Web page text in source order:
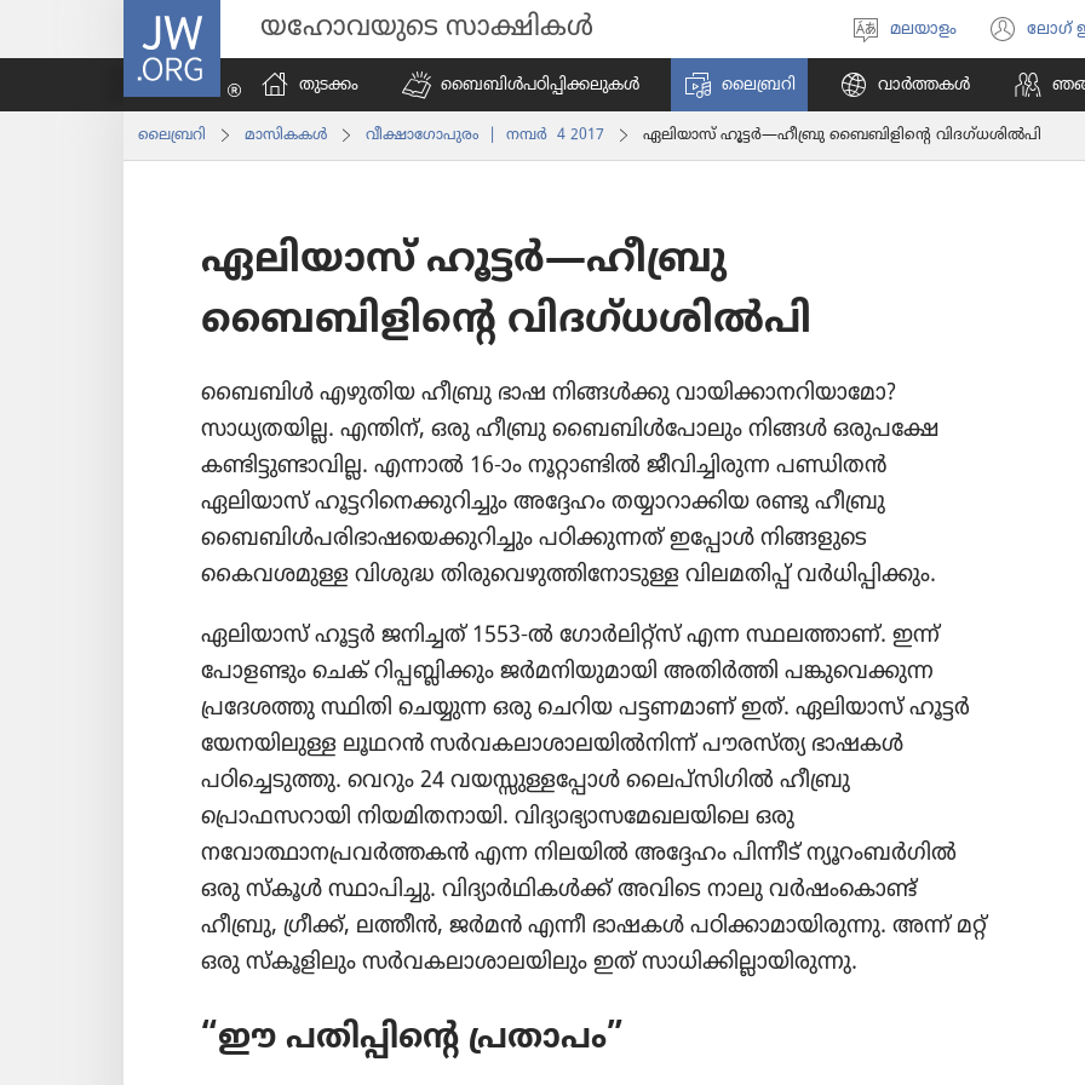
JW.ORG യഹോവയുടെ സാക്ഷികൾ
ഭാഷ
മലയാളം ലോഗ്
തുടക്കം ബൈബിൾപ​ഠി​പ്പി​ക്ക​ലു​കൾ ലൈബ്രറി വാർത്തകൾ
ലൈബ്രറി മാസി​കകൾ വീക്ഷാഗോപുരം | നമ്പര്‍ 4 2017 ഏലിയാസ്‌ ഹൂട്ടർ—ഹീബ്രു ബൈബിളിന്റെ വിദഗ്‌ധശിൽപി
ഏലിയാസ്‌ ഹൂട്ടർ—ഹീബ്രു
ബൈബിളിന്റെ വിദഗ്‌ധശിൽപി
ബൈബിൾ എഴുതിയ ഹീബ്രു ഭാഷ നിങ്ങൾക്കു വായിക്കാനറിയാമോ?
സാധ്യതയില്ല. എന്തിന്‌, ഒരു ഹീബ്രു ബൈബിൾപോലും നിങ്ങൾ ഒരുപക്ഷേ
കണ്ടിട്ടുണ്ടാവില്ല. എന്നാൽ 16-ാം നൂറ്റാണ്ടിൽ ജീവിച്ചിരുന്ന പണ്ഡിതൻ
ഏലിയാസ്‌ ഹൂട്ടറിനെക്കുറിച്ചും അദ്ദേഹം തയ്യാറാക്കിയ രണ്ടു ഹീബ്രു
ബൈബിൾപരിഭാഷയെക്കുറിച്ചും പഠിക്കുന്നത്‌ ഇപ്പോൾ നിങ്ങളുടെ
കൈവശമുള്ള വിശുദ്ധ തിരുവെഴുത്തിനോടുള്ള വിലമതിപ്പ്‌ വർധിപ്പിക്കും.
ഏലിയാസ്‌ ഹൂട്ടർ ജനിച്ചത്‌ 1553-ൽ ഗോർലിറ്റ്‌സ്‌ എന്ന സ്ഥലത്താണ്‌. ഇന്ന്‌
പോളണ്ടും ചെക്‌ റിപ്പബ്ലിക്കും ജർമനിയുമായി അതിർത്തി പങ്കുവെക്കുന്ന
പ്രദേശത്തു സ്ഥിതി ചെയ്യുന്ന ഒരു ചെറിയ പട്ടണമാണ്‌ ഇത്‌. ഏലിയാസ്‌ ഹൂട്ടർ
യേനയിലുള്ള ലൂഥറൻ സർവകലാശാലയിൽനിന്ന്‌ പൗരസ്‌ത്യ ഭാഷകൾ
പഠിച്ചെടുത്തു. വെറും 24 വയസ്സുള്ളപ്പോൾ ലൈപ്‌സിഗിൽ ഹീബ്രു
പ്രൊഫസറായി നിയമിതനായി. വിദ്യാഭ്യാസമേഖലയിലെ ഒരു
നവോത്ഥാനപ്രവർത്തകൻ എന്ന നിലയിൽ അദ്ദേഹം പിന്നീട്‌ ന്യൂറംബർഗിൽ
ഒരു സ്‌കൂൾ സ്ഥാപിച്ചു. വിദ്യാർഥികൾക്ക്‌ അവിടെ നാലു വർഷംകൊണ്ട്‌
ഹീബ്രു, ഗ്രീക്ക്‌, ലത്തീൻ, ജർമൻ എന്നീ ഭാഷകൾ പഠിക്കാമായിരുന്നു. അന്ന്‌ മറ്റ്‌
ഒരു സ്‌കൂളിലും സർവകലാശാലയിലും ഇത്‌ സാധിക്കില്ലായിരുന്നു.
“ഈ പതിപ്പിന്റെ പ്രതാപം”